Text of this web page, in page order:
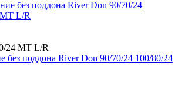
24 MT L/R
без поддона River Don 90/70/24 100/80/24